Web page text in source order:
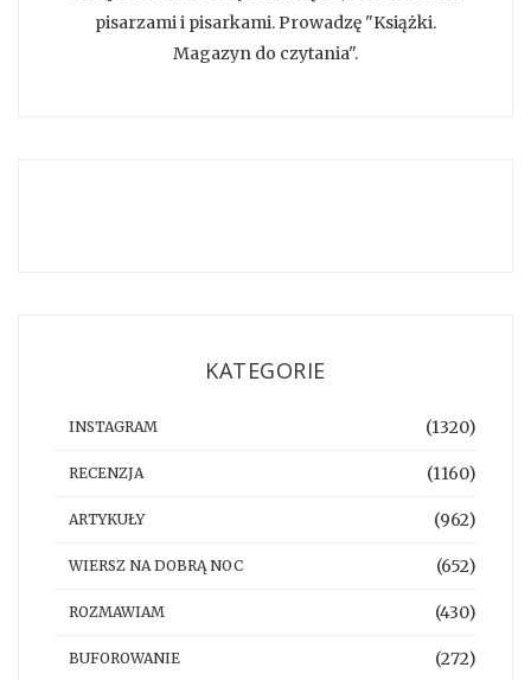
pisarzami i pisarkami. Prowadzę "Książki.
Magazyn do czytania".
KATEGORIE
INSTAGRAM (1320)
RECENZJA (1160)
ARTYKUŁY (962)
WIERSZ NA DOBRĄ NOC (652)
ROZMAWIAM (430)
BUFOROWANIE (272)